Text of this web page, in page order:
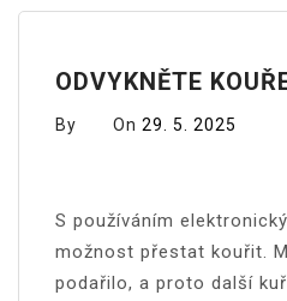
ODVYKNĚTE
By On 29. 5. 2025
S používáním
možnost přestat kouřit.
podařilo, a proto další